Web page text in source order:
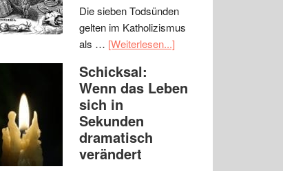
Die sieben Todsünden
gelten im Katholizismus
als … [Weiterlesen...]
Schicksal:
Wenn das Leben
sich in
Sekunden
dramatisch
verändert